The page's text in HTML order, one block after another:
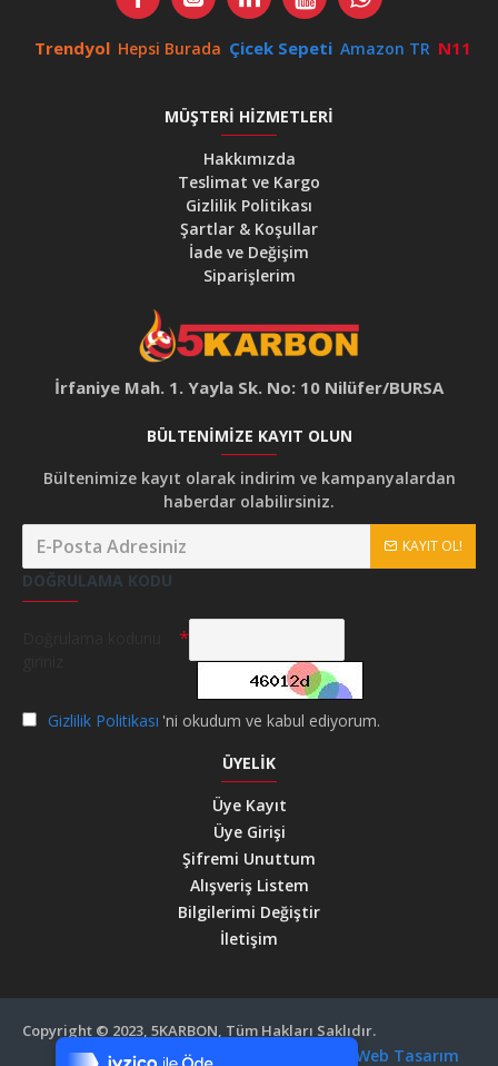
Tek Tıkla Ödeme Kolaylığı
7/24 Canlı Destek
Trendyol Hepsi Burada Çicek Sepeti Amazon TR N11
MÜŞTERI HIZMETLERI
Hakkımızda
Teslimat ve Kargo
Gizlilik Politikası
Şartlar & Koşullar
İade ve Değişim
Siparişlerim
İrfaniye Mah. 1. Yayla Sk. No: 10 Nilüfer/BURSA
BÜLTENIMIZE KAYIT OLUN
Bültenimize kayıt olarak indirim ve kampanyalardan
haberdar olabilirsiniz.
KAYIT OL!
DOĞRULAMA KODU
Gizlilik Politikası 'ni okudum ve kabul ediyorum.
ÜYELIK
Üye Kayıt
Üye Girişi
Şifremi Unuttum
Alışveriş Listem
Bilgilerimi Değiştir
İletişim
Copyright © 2023, 5KARBON, Tüm Hakları Saklıdır.
Site Haritası Bursa Web Tasarım